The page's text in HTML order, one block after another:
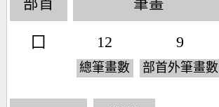
部首
囗
筆畫
12
總筆畫數
9
部首外筆畫數